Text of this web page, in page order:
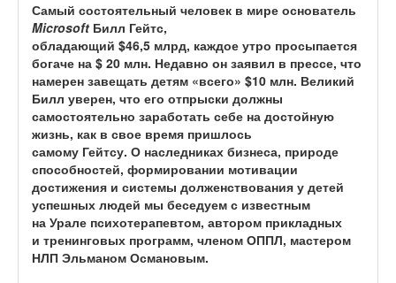
Самый состоятельный человек в мире основатель
Microsoft Билл Гейтс,
обладающий $46,5 млрд, каждое утро просыпается
богаче на $ 20 млн. Недавно он заявил в прессе, что
намерен завещать детям «всего» $10 млн. Великий
Билл уверен, что его отпрыски должны
самостоятельно заработать себе на достойную
жизнь, как в свое время пришлось
самому Гейтсу. О наследниках бизнеса, природе
способностей, формировании мотивации
достижения и системы долженствования у детей
успешных людей мы беседуем с известным
на Урале психотерапевтом, автором прикладных
и тренинговых программ, членом ОППЛ, мастером
НЛП Эльманом Османовым.